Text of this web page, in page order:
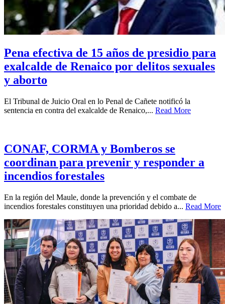
Pena efectiva de 15 años de presidio para
exalcalde de Renaico por delitos sexuales
y aborto
El Tribunal de Juicio Oral en lo Penal de Cañete notificó la
sentencia en contra del exalcalde de Renaico,... Read More
CONAF, CORMA y Bomberos se
coordinan para prevenir y responder a
incendios forestales
En la región del Maule, donde la prevención y el combate de
incendios forestales constituyen una prioridad debido a... Read More